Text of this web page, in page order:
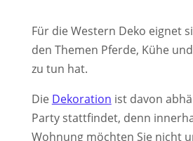
Für die Western Deko eignet
den Themen Pferde, Kühe
zu tun hat.
Die Dekoration ist davon
Party stattfindet, denn
Wohnung möchten Sie nicht